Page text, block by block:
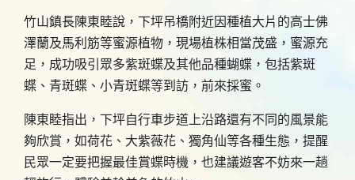
竹山鎮長陳東睦說，下坪吊橋附近因種植大片的高士佛
澤蘭及馬利筋等蜜源植物，現場植株相當茂盛，蜜源充
足，成功吸引眾多紫斑蝶及其他品種蝴蝶，包括紫斑
蝶、青斑蝶、小青斑蝶等到訪，前來採蜜。
陳東睦指出，下坪自行車步道上沿路還有不同的風景能
夠欣賞，如荷花、大紫薇花、獨角仙等各種生態，提醒
民眾一定要把握最佳賞蝶時機，也建議遊客不妨來一趟